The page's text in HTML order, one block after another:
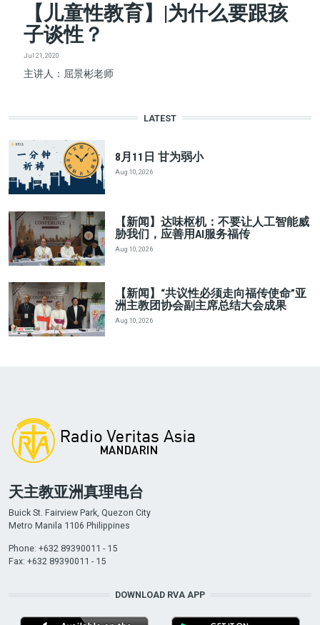
【儿童性教育】|为什么要跟孩
子谈性？
Jul 21, 2020
主讲人：屈景彬老师
LATEST
8月11日 甘为弱小
Aug 10, 2026
【新闻】达味枢机：不要让人工智能威
胁我们，应善用AI服务福传
Aug 10, 2026
【新闻】“共议性必须走向福传使命”亚
洲主教团协会副主席总结大会成果
Aug 10, 2026
天主教亚洲真理电台
Buick St. Fairview Park, Quezon City
Metro Manila 1106 Philippines
Phone: +632 89390011 - 15
Fax: +632 89390011 - 15
DOWNLOAD RVA APP